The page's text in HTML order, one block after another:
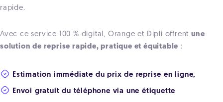
rapide.
Avec ce service 100 % digital, Orange et Dipli offrent une
solution de reprise rapide, pratique et équitable :
Estimation immédiate du prix de reprise en ligne,
Envoi gratuit du téléphone via une étiquette